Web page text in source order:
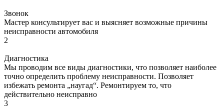
Звонок
Мастер консультирует вас и выясняет возможные причины
неисправности автомобиля
2
Диагностика
Мы проводим все виды диагностики, что позволяет наиболее
точно определить проблему неисправности. Позволяет
избежать ремонта „наугад“. Ремонтируем то, что
действительно неисправно
3